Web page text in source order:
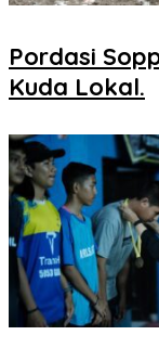
Pordasi
Kuda Lokal.